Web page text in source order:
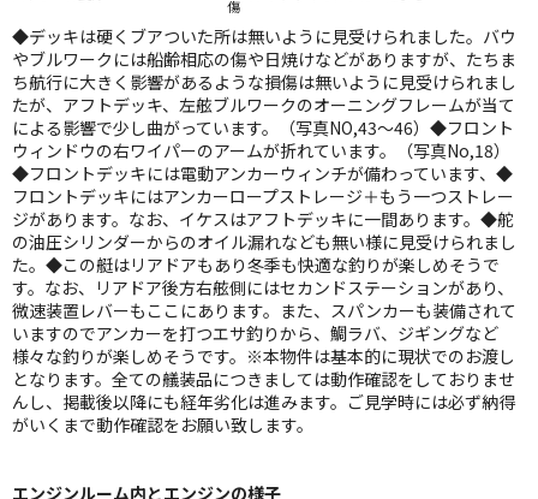
傷
◆デッキは硬くブアついた所は無いように見受けられました。バウ
やブルワークには船齢相応の傷や日焼けなどがありますが、たちま
ち航行に大きく影響があるような損傷は無いように見受けられまし
たが、アフトデッキ、左舷ブルワークのオーニングフレームが当て
による影響で少し曲がっています。（写真NO,43～46）◆フロント
ウィンドウの右ワイパーのアームが折れています。（写真No,18）
◆フロントデッキには電動アンカーウィンチが備わっています、◆
フロントデッキにはアンカーロープストレージ＋もう一つストレー
ジがあります。なお、イケスはアフトデッキに一間あります。◆舵
の油圧シリンダーからのオイル漏れなども無い様に見受けられまし
た。◆この艇はリアドアもあり冬季も快適な釣りが楽しめそうで
す。なお、リアドア後方右舷側にはセカンドステーションがあり、
微速装置レバーもここにあります。また、スパンカーも装備されて
いますのでアンカーを打つエサ釣りから、鯛ラバ、ジギングなど
様々な釣りが楽しめそうです。※本物件は基本的に現状でのお渡し
となります。全ての艤装品につきましては動作確認をしておりませ
んし、掲載後以降にも経年劣化は進みます。ご見学時には必ず納得
がいくまで動作確認をお願い致します。
エンジンルーム内とエンジンの様子